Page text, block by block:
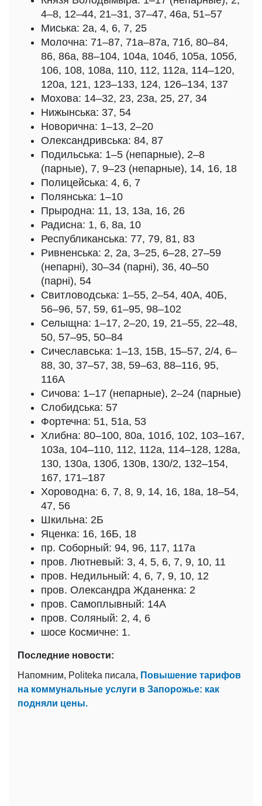
4–8, 12–44, 21–31, 37–47, 46а, 51–57
Миська: 2а, 4, 6, 7, 25
Молочна: 71–87, 71а–87а, 71б, 80–84,
86, 86а, 88–104, 104а, 104б, 105а, 105б,
106, 108, 108а, 110, 112, 112а, 114–120,
120а, 121, 123–133, 124, 126–134, 137
Мохова: 14–32, 23, 23а, 25, 27, 34
Нижынська: 37, 54
Новорична: 1–13, 2–20
Олександривська: 84, 87
Подильська: 1–5 (непарные), 2–8
(парные), 7, 9–23 (непарные), 14, 16, 18
Полицейська: 4, 6, 7
Полянська: 1–10
Прыродна: 11, 13, 13а, 16, 26
Радисна: 1, 6, 8а, 10
Республиканська: 77, 79, 81, 83
Ривненська: 2, 2а, 3–25, 6–28, 27–59
(непарні), 30–34 (парні), 36, 40–50
(парні), 54
Свитловодська: 1–55, 2–54, 40А, 40Б,
56–96, 57, 59, 61–95, 98–102
Селыщна: 1–17, 2–20, 19, 21–55, 22–48,
50, 57–95, 50–84
Сичеславська: 1–13, 15В, 15–57, 2/4, 6–
88, 30, 37–57, 38, 59–63, 88–116, 95,
116А
Сичова: 1–17 (непарные), 2–24 (парные)
Слобидська: 57
Фортечна: 51, 51а, 53
Хлибна: 80–100, 80а, 101б, 102, 103–167,
103а, 104–110, 112, 112а, 114–128, 128а,
130, 130а, 130б, 130в, 130/2, 132–154,
167, 171–187
Хороводна: 6, 7, 8, 9, 14, 16, 18а, 18–54,
47, 56
Шкильна: 2Б
Яценка: 16, 16Б, 18
пр. Соборный: 94, 96, 117, 117а
пров. Лютневый: 3, 4, 5, 6, 7, 9, 10, 11
пров. Недильный: 4, 6, 7, 9, 10, 12
пров. Олександра Жданенка: 2
пров. Самоплывный: 14А
пров. Соляный: 2, 4, 6
шосе Космичне: 1.
Последние новости:
Напомним, Politeka писала, Повышение тарифов
на коммунальные услуги в Запорожье: как
подняли цены.